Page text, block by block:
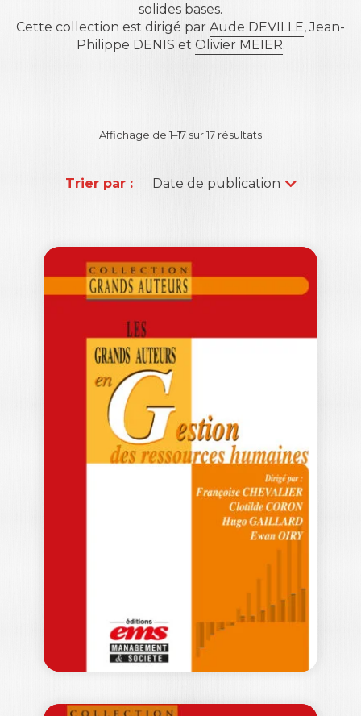
solides bases.
Cette collection est dirigé par Aude DEVILLE,Jean-
Philippe DENIS et Olivier MEIER.
Affichage de 1–17 sur 17 résultats
Trier par :